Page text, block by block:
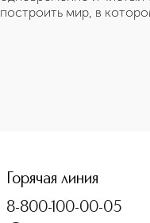
построить мир, в
Горячая линия
8-800-100-00-05